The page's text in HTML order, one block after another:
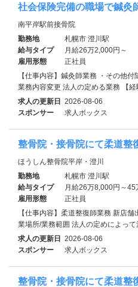
社会保険完備の職場で鍼灸
南平岸駅前接骨院
勤務地
札幌市 澄川駅
給与タイプ
月給26万2,000円～
雇用形態
正社員
【仕事内容】鍼灸師業務 ・その他
業務内容変更 法人の定める業務 【経
求人の更新日 2026-08-06
スポンサー
求人ボックス
整骨院・接骨院にて柔道整
ほうしん整骨院平岸・澄川
勤務地
札幌市 澄川駅
給与タイプ
月給26万8,000円～45
雇用形態
正社員
【仕事内容】柔道整復師業務 新店
業場所/業務範囲 法人の定めによって
求人の更新日 2026-08-06
スポンサー
求人ボックス
整骨院・接骨院にて柔道整